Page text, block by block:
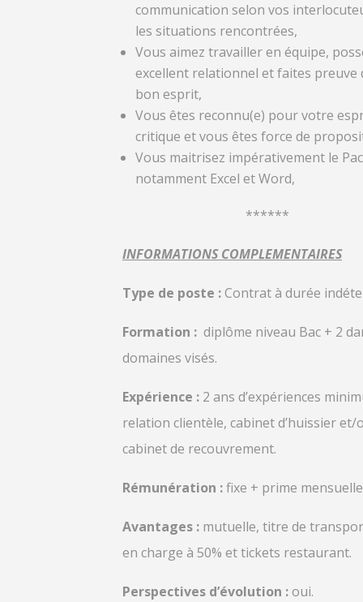
communication selon vos
les situations rencontrées,
Vous aimez travailler en équipe,
excellent relationnel et faites preuve
bon esprit,
Vous êtes reconnu(e) pour votre
critique et vous êtes force de
Vous maitrisez impérativement le
notamment Excel et Word,
******
INFORMATIONS COMPLEMENTAIRES
Type de poste :Contrat à durée
Formation : diplôme niveau Bac + 2
domaines visés.
Expérience : 2 ans d’expériences
relation clientèle, cabinet d’huissier et/
cabinet de recouvrement.
Rémunération :fixe + prime
Avantages : mutuelle, titre de
en charge à 50% et tickets restaurant.
Perspectives d’évolution :oui.